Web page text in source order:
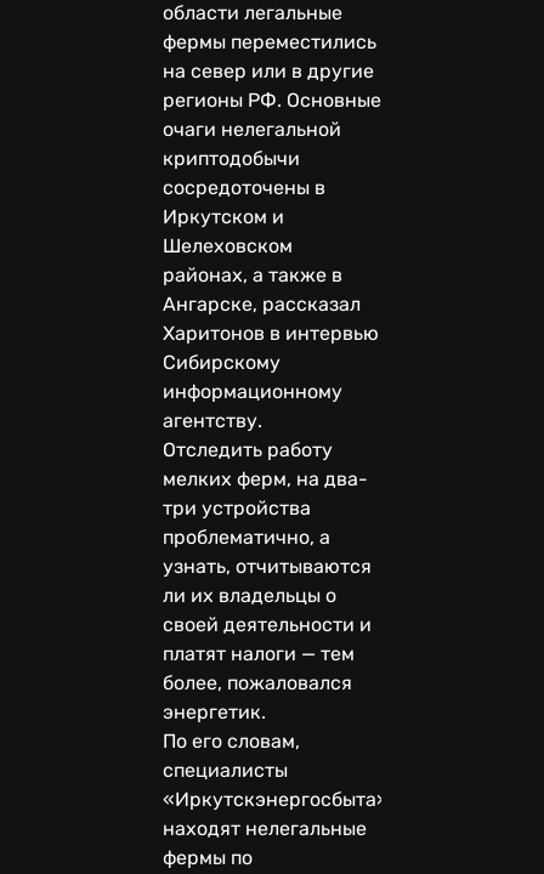
области легальные
фермы переместились
на север или в другие
регионы РФ. Основные
очаги нелегальной
криптодобычи
сосредоточены в
Иркутском и
Шелеховском
районах, а также в
Ангарске, рассказал
Харитонов в интервью
Сибирскому
информационному
агентству.
Отследить работу
мелких ферм, на два-
три устройства
проблематично, а
узнать, отчитываются
ли их владельцы о
своей деятельности и
платят налоги — тем
более, пожаловался
энергетик.
По его словам,
специалисты
«Иркутскэнергосбыта»
находят нелегальные
фермы по